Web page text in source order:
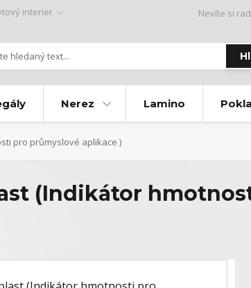
interier Nevíte si
Nerez Lamino
pro průmyslové aplikace )
(Indikátor